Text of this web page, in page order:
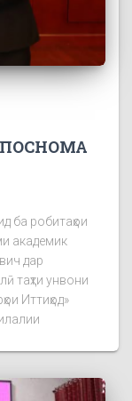
ба робитаҳои
академик
дар
таҳти унвони
Иттиҳод»